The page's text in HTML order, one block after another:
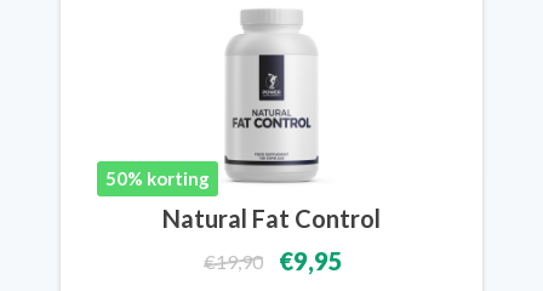
50% korting
Natural Fat Control
€19,90 €9,95